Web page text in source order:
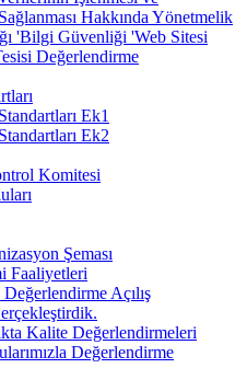
Hakkında Yönetmelik
'Bilgi Güvenliği 'Web Sitesi
Değerlendirme
Ek1
Ek2
Komitesi
Şeması
Faaliyetleri
Açılış
Kalite Değerlendirmeleri
Değerlendirme